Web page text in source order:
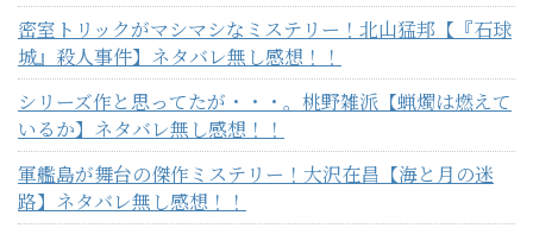
密室トリックがマシマシなミステリー！北山猛邦【『石球
城』殺人事件】ネタバレ無し感想！！
シリーズ作と思ってたが・・・。桃野雑派【蝋燭は燃えて
いるか】ネタバレ無し感想！！
軍艦島が舞台の傑作ミステリー！大沢在昌【海と月の迷
路】ネタバレ無し感想！！